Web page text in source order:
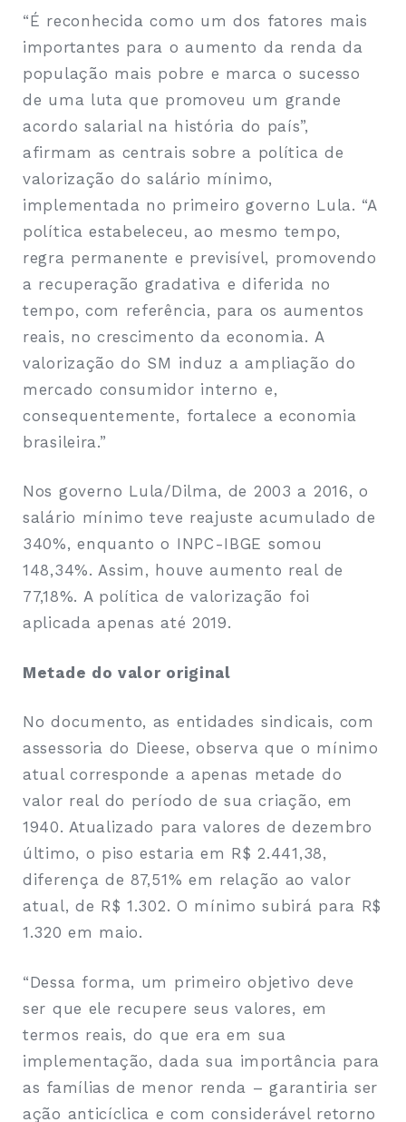
“É reconhecida como um dos fatores mais
importantes para o aumento da renda da
população mais pobre e marca o sucesso
de uma luta que promoveu um grande
acordo salarial na história do país”,
afirmam as centrais sobre a política de
valorização do salário mínimo,
implementada no primeiro governo Lula. “A
política estabeleceu, ao mesmo tempo,
regra permanente e previsível, promovendo
a recuperação gradativa e diferida no
tempo, com referência, para os aumentos
reais, no crescimento da economia. A
valorização do SM induz a ampliação do
mercado consumidor interno e,
consequentemente, fortalece a economia
brasileira.”
Nos governo Lula/Dilma, de 2003 a 2016, o
salário mínimo teve reajuste acumulado de
340%, enquanto o INPC-IBGE somou
148,34%. Assim, houve aumento real de
77,18%. A política de valorização foi
aplicada apenas até 2019.
Metade do valor original
No documento, as entidades sindicais, com
assessoria do Dieese, observa que o mínimo
atual corresponde a apenas metade do
valor real do período de sua criação, em
1940. Atualizado para valores de dezembro
último, o piso estaria em R$ 2.441,38,
diferença de 87,51% em relação ao valor
atual, de R$ 1.302. O mínimo subirá para R$
1.320 em maio.
“Dessa forma, um primeiro objetivo deve
ser que ele recupere seus valores, em
termos reais, do que era em sua
implementação, dada sua importância para
as famílias de menor renda – garantiria ser
ação anticíclica e com considerável retorno